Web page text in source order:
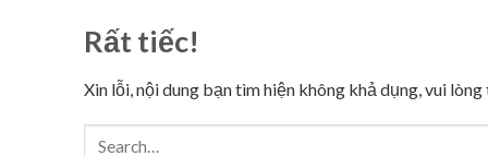
Rất tiếc!
Xin lỗi, nội dung bạn tìm hiện không khả dụng, vui